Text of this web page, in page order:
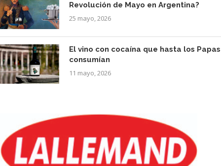
Revolución de Mayo en Argentina?
25 mayo, 2026
El vino con cocaína que hasta los Papas
consumían
11 mayo, 2026